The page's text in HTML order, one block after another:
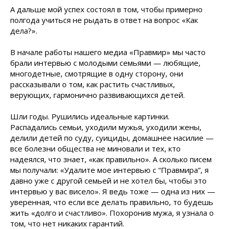
А дальше мой успех состоял в том, чтобы примерно
полгода учиться не рыдать в ответ на вопрос «Как
дела?».
В начале работы нашего медиа «Правмир» мы часто
брали интервью с молодыми семьями — любящие,
многодетные, смотрящие в одну сторону, они
рассказывали о том, как растить счастливых,
верующих, гармонично развивающихся детей.
Шли годы. Рушились идеальные картинки.
Распадались семьи, уходили мужья, уходили жены,
делили детей по суду, суициды, домашнее насилие —
все болезни общества не миновали и тех, кто
надеялся, что знает, «как правильно». А сколько писем
мы получали: «Удалите мое интервью с “Правмира”, я
давно уже с другой семьей и не хотел бы, чтобы это
интервью у вас висело». Я ведь тоже — одна из них —
уверенная, что если все делать правильно, то будешь
жить «долго и счастливо». Похоронив мужа, я узнала о
том, что нет никаких гарантий.